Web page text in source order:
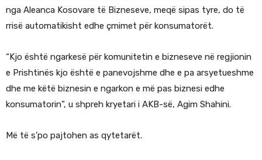
nga Aleanca Kosovare të Bizneseve, meqë sipas tyre, do të
rrisë automatikisht edhe çmimet për konsumatorët.
“Kjo është ngarkesë për komunitetin e bizneseve në regjionin
e Prishtinës kjo është e panevojshme dhe e pa arsyetueshme
dhe me këtë biznesin e ngarkon e më pas biznesi edhe
konsumatorin”, u shpreh kryetari i AKB-së, Agim Shahini.
Më të s’po pajtohen as qytetarët.